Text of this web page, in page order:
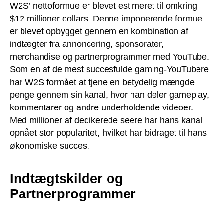
W2S’ nettoformue er blevet estimeret til omkring
$12 millioner dollars. Denne imponerende formue
er blevet opbygget gennem en kombination af
indtægter fra annoncering, sponsorater,
merchandise og partnerprogrammer med YouTube.
Som en af de mest succesfulde gaming-YouTubere
har W2S formået at tjene en betydelig mængde
penge gennem sin kanal, hvor han deler gameplay,
kommentarer og andre underholdende videoer.
Med millioner af dedikerede seere har hans kanal
opnået stor popularitet, hvilket har bidraget til hans
økonomiske succes.
Indtægtskilder og
Partnerprogrammer